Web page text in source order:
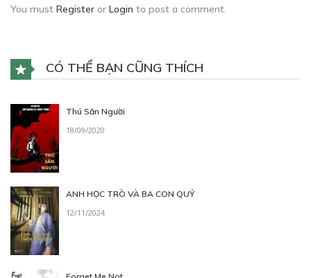
You must Register or Login to post a comment.
CÓ THỂ BẠN CŨNG THÍCH
Thú Săn Người
18/09/2020
ANH HỌC TRÒ VÀ BA CON QUỶ
12/11/2024